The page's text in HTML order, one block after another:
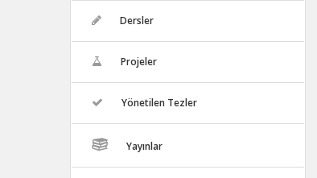
Dersler
Projeler
Yönetilen Tezler
Yayınlar